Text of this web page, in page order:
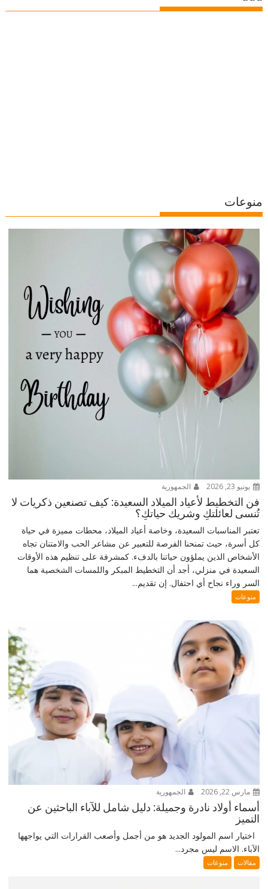
منوعات
يونيو 23, 2026 الجمهورية
فن التخطيط لأعياد الميلاد السعيدة: كيف تصنعين ذكريات لا
تُنسى لعائلتكِ وشريك حياتكِ؟
تعتبر المناسبات السعيدة، وخاصة أعياد الميلاد، محطات مميزة في حياة
كل أسرة، حيث تمنحنا الفرصة للتعبير عن مشاعر الحب والامتنان تجاه
الأشخاص الذين يملؤون حياتنا بالدفء. كمشرفة على تنظيم هذه الأوقات
السعيدة في منزلي، أجد أن التخطيط المبكر واللمسات الشخصية هما
السر وراء نجاح أي احتفال. إن تقديم...
منوعات
مارس 22, 2026 الجمهورية
أسماء أولاد نادرة وجميلة: دليل شامل للآباء الباحثين عن
التميز
اختيار اسم المولود الجديد هو من أجمل وأصعب القرارات التي يواجهها
الآباء. الاسم ليس مجرد...
مقالات منوعات